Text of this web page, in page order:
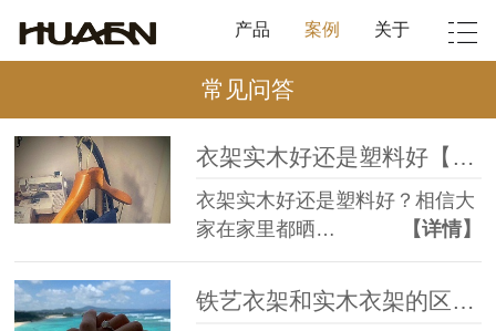
产品 案例 关于
常见问答
衣架实木好还是塑料好【华恩】
衣架实木好还是塑料好？相信大
家在家里都晒…
【详情】
铁艺衣架和实木衣架的区别之李荣浩求婚杨丞琳成功【华恩】